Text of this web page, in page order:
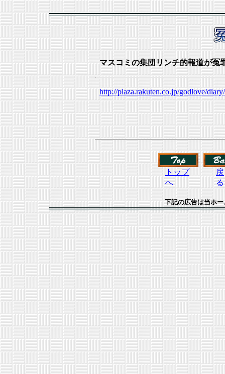
マスコミの集団リンチ的報道が冤
http://plaza.rakuten.co.jp/godlove/
トップ
へ
戻
る
下記の広告は当ホ